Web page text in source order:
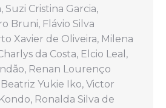
Suzi Cristina Garcia,
Bruni, Flávio Silva
Xavier de Oliveira, Milena
da Costa, Elcio Leal,
Renan Lourenço
Yukie Iko, Victor
Ronalda Silva de